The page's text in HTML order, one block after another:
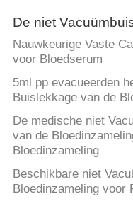
PRIVACY
POLICY
De niet
Nauwkeurige Vaste
voor Bloedserum
5ml pp evacueerden
Buislekkage van de
De medische niet
van de
Bloedinzameling
Beschikbare niet
Bloedinzameling voor